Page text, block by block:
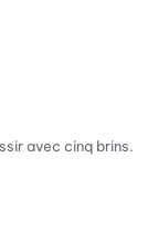
avec cinq brins.